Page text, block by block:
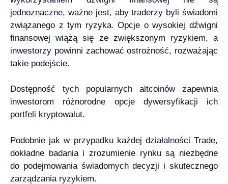
jednoznaczne, ważne jest, aby traderzy byli świadomi
związanego z tym ryzyka. Opcje o wysokiej dźwigni
finansowej wiążą się ze zwiększonym ryzykiem, a
inwestorzy powinni zachować ostrożność, rozważając
takie podejście.
Dostępność tych popularnych altcoinów zapewnia
inwestorom różnorodne opcje dywersyfikacji ich
portfeli kryptowalut.
Podobnie jak w przypadku każdej działalności Trade,
dokładne badania i zrozumienie rynku są niezbędne
do podejmowania świadomych decyzji i skutecznego
zarządzania ryzykiem.